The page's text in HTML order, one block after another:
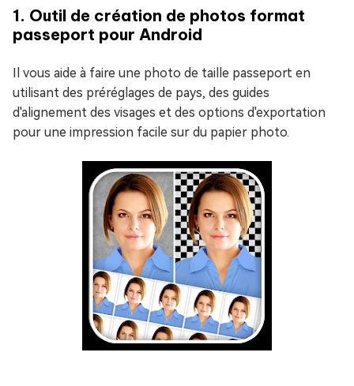
1. Outil de création de photos format
passeport pour Android
Il vous aide à faire une photo de taille passeport en
utilisant des préréglages de pays, des guides
d'alignement des visages et des options d'exportation
pour une impression facile sur du papier photo.